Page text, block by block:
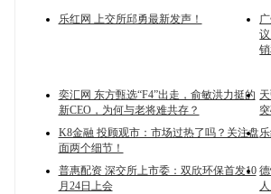
乐红网 上交所邱勇最新发声！
奕汇网 东方甄选“F4”出走，俞敏洪力挺的
新CEO，为何与老将难共存？
K8金融 投顾观市：市场过热了吗？关注盘
面两个细节！
普惠配资 深交所上市委：双欣环保首发10
月24日上会